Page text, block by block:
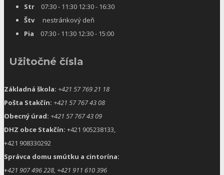
Str 07:30 - 11:30 12:30 - 16:30
Štvnestránkový deň
Pia 07:30 - 11:30 12:30 - 15:00
Užitočné čísla
Základná škola: +421 57 769 21 18
Pošta Stakčín: +421 57 767 43 08
Obecný úrad: +421 57 767 43 09
DHZ obce Stakčín: +421 905238133,
+421 908330292
Správca domu smútku a cintorína:
+421 907 496 228, +421 911 610 396